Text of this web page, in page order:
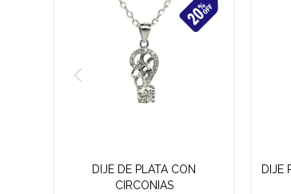
DIJE DE PLATA CON
CIRCONIAS
DIJE